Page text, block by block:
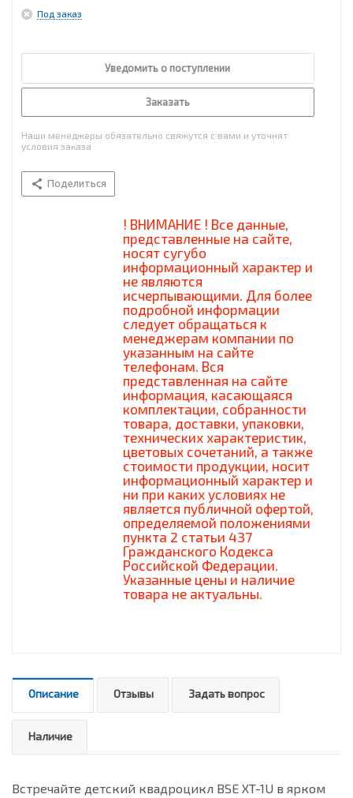
Под заказ
Уведомить о поступлении
Заказать
Наши менеджеры обязательно свяжутся с вами и уточнят
условия заказа
Поделиться
! ВНИМАНИЕ ! Все данные,
представленные на сайте,
носят сугубо
информационный характер и
не являются
исчерпывающими. Для более
подробной информации
следует обращаться к
менеджерам компании по
указанным на сайте
телефонам. Вся
представленная на сайте
информация, касающаяся
комплектации, собранности
товара, доставки, упаковки,
технических характеристик,
цветовых сочетаний, а также
стоимости продукции, носит
информационный характер и
ни при каких условиях не
является публичной офертой,
определяемой положениями
пункта 2 статьи 437
Гражданского Кодекса
Российской Федерации.
Указанные цены и наличие
товара не актуальны.
Описание Отзывы Задать вопрос
Наличие
Встречайте детский квадроцикл BSE XT-1U в ярком